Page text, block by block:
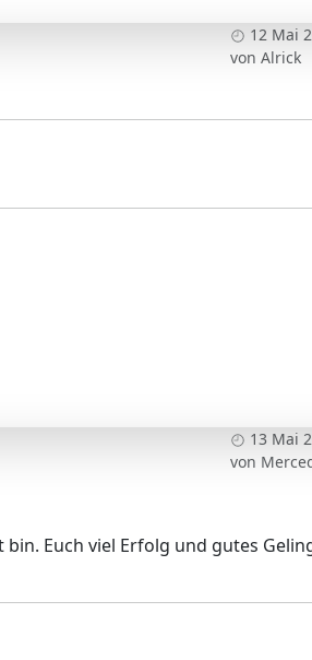
12 Mai
von Alrick
13 Mai
von
Euch viel Erfolg und gutes